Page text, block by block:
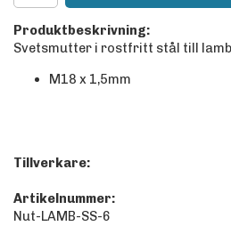
Produktbeskrivning:
Svetsmutter i rostfritt stål till
M18 x 1,5mm
Tillverkare:
Artikelnummer:
Nut-LAMB-SS-6